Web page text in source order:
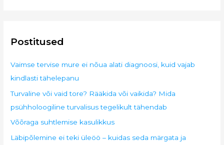
algajana
vältida
Postitused
Vaimse tervise mure ei nõua alati diagnoosi, kuid vajab
kindlasti tähelepanu
Turvaline või vaid tore? Rääkida või vaikida? Mida
psühholoogiline turvalisus tegelikult tähendab
Võõraga suhtlemise kasulikkus
Läbipõlemine ei teki üleöö – kuidas seda märgata ja